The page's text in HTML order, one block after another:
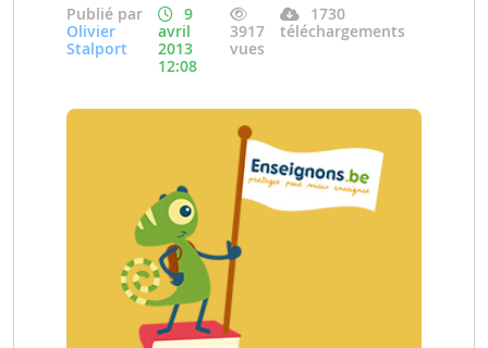
Publié par
Olivier
Stalport
9
avril
2013
12:08
3917
vues
1730
téléchargements